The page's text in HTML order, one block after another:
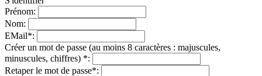
Prénom:
Nom:
EMail*:
Créer un mot de passe (au moins 8 caractères : majuscules,
minuscules, chiffres) *:
Retaper le mot de passe*: